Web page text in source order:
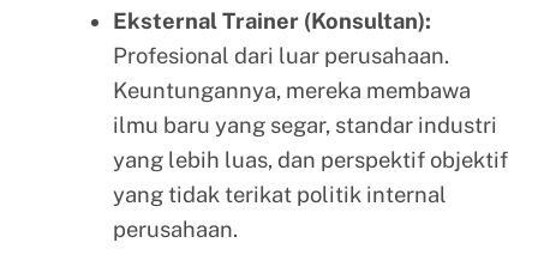
Eksternal Trainer (Konsultan):
Profesional dari luar perusahaan.
Keuntungannya, mereka membawa
ilmu baru yang segar, standar industri
yang lebih luas, dan perspektif objektif
yang tidak terikat politik internal
perusahaan.